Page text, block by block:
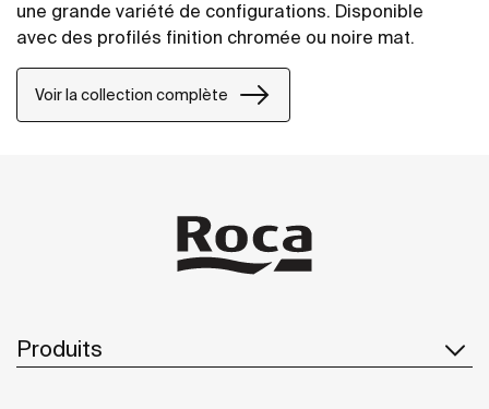
une grande variété de configurations. Disponible
avec des profilés finition chromée ou noire mat.
Voir la collection complète
Produits